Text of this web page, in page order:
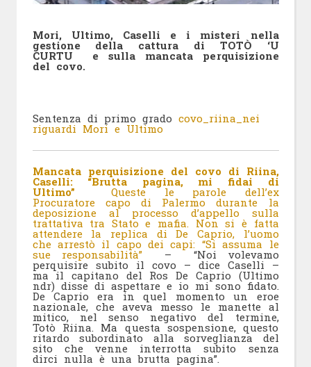
Mori, Ultimo, Caselli e i misteri nella
gestione della cattura di TOTÒ ‘U
CURTU e sulla mancata perquisizione
del covo.
Sentenza di primo grado covo_riina_nei
riguardi Mori e Ultimo
Mancata perquisizione del covo di Riina,
Caselli: “Brutta pagina, mi fidai di
Ultimo” Queste le parole dell’ex
Procuratore capo di Palermo durante la
deposizione al processo d’appello sulla
trattativa tra Stato e mafia. Non si è fatta
attendere la replica di De Caprio, l’uomo
che arrestò il capo dei capi: “Si assuma le
sue responsabilità”– “Noi volevamo
perquisire subito il covo – dice Caselli –
ma il capitano del Ros De Caprio (Ultimo
ndr) disse di aspettare e io mi sono fidato.
De Caprio era in quel momento un eroe
nazionale, che aveva messo le manette al
mitico, nel senso negativo del termine,
Totò Riina. Ma questa sospensione, questo
ritardo subordinato alla sorveglianza del
sito che venne interrotta subito senza
dirci nulla è una brutta pagina”.